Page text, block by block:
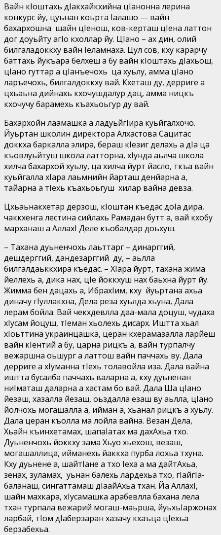
Вайн кIоштахь дIакхайкхийна цIанонна лерина
конкурс йу, цуьнан коьрта Iалашо — вайн
бахархошна шайн цIенош, ков-керташ цIена латтон
дог доуьйту агIо кхоллар йу. ЦIано – ах дин, олий
билгаладоккху вайн Iеламнаха. Цул сов, кху карарчу
баттахь йукъара белхеш а бу вайн кIоштахь дIахьош,
цIано гуттар а цIанъечохь ца хуьлу, амма цIано
ларъечохь, билгалдоккху вай. Кхеташ ду, дерриге а
цхьаьна дийнахь кхочушдалур дац, амма ницкъ
кхочучу барамехь къахьоьгур ду вай.
Бахархойн лаамашка а ладуьйгIира куьйгалхочо.
Йуьртан школин директора Алхастова Сацитас
доккха баркалла элира, бераш кIезиг делахь а дIа ца
къовлуьйтуш школа латторна, хIунда аьлча школа
хилча бахархой хуьлу, ца хилча йурт йасло, ткъа вайн
куьйгалла хIара лаьмнийн йарташ денйарна а,
тайарна а тIехь къахьоьгуш хилар вайна девза.
Цхьаьнакхетар дерзош, кIоштан къедас доIа дира,
чаккхенга лестина сийлахь Рамадан бутт а, вай кхобу
марханаш а АллахI Деле къобалдар доьхуш.
– Тахана дуьненчохь лаьттарг – динарггий,
дешдерггий, дандезарггий ду, – аьлла
билгалдаьккхира къедас. – ХIара йурт, тахана жима
йеллехь а, дика нах, цIе йоккхуш нах баьхна йурт йу.
Жимма бен дацахь а, ИбрахIим, кху йуьртана ахьа
диначу гIуллакхна, Дела реза хуьлда хьуна, Дала
лерам бойла. Вай чекхдевлла даа-мала доцуш, чудаха
хIусам йоцуш, тIеман хьолехь дисарх. Иштта хьал
хIоьттина украинцашка, церан кхерамазалла ларйеш
вайн кIентий а бу, царна рицкъ а, вайн турпалчу
вежаршна оьшург а латтош вайн паччахь ву. Дала
дерриге а хIуманна тIехь толавойла иза. Дала вайна
иштта бусалба паччахь валарна а, кху дуьненан
ниIматаш даларна а хастам бо вай. Дала Ша цIано
йезаш, хазалла йезаш, оьздалла езаш ву аьлла, цIано
йолчохь могашалла а, ийман а, хьанал рицкъ а хуьлу.
Дала церан къолла ма лойла вайна. Везан Дела,
Хьайн къинхетамах, шапаIатах ма дахАхьа тхо.
Дуьненчохь йоккху зама Хьуо хьехош, везаш,
могашаллица, ийманехь йаккха пурба лохьа тхуна.
Кху дуьнене а, шайтIане а тхо Iеха а ма дайтАхьа,
зенах, зуламах, уьнан балехь лардехьа тхо, гIайгIа-
баланаш, сингаттамаш дIаайАхьа тхан. Йа АллахI,
шайн махкара, хIусамашка арабевлла бахана лела
тхан турпала вежарий могаш-маьрша, йуьхьIаржонах
ларбай, тIом дIаберзаран хазачу кхаъца цIехьа
берзабехьа.